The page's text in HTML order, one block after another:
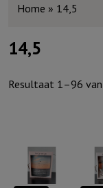
Home » 14,5
14,5
Resultaat 1–96